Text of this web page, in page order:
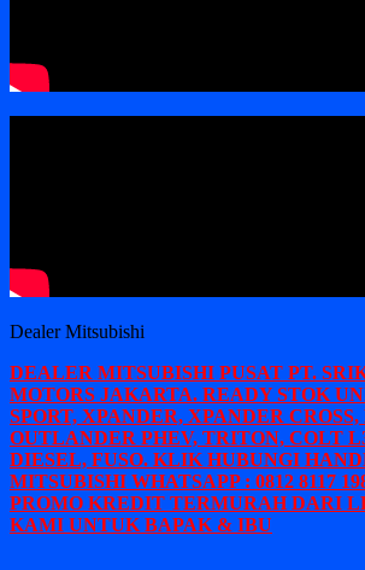
Dealer Mitsubishi
DEALER MITSUBISHI PUSAT PT.
MOTORS JAKARTA. READY STOK
SPORT, XPANDER, XPANDER
OUTLANDER PHEV, TRITON, COLT
DIESEL, FUSO. KLIK HUBUNGI
MITSUBISHI WHATSAPP : 0812 8117
PROMO KREDIT TERMURAH DARI
KAMI UNTUK BAPAK & IBU